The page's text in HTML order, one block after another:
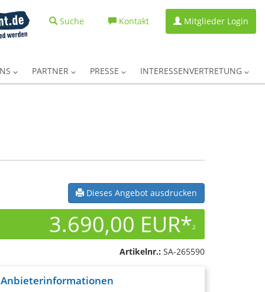
Suche Kontakt Mitglieder Login
PARTNER PRESSE INTERESSENVERTRETUNG
Dieses Angebot ausdrucken
3.690,00 EUR*2
Artikelnr.: SA-265590
Anbieterinformationen